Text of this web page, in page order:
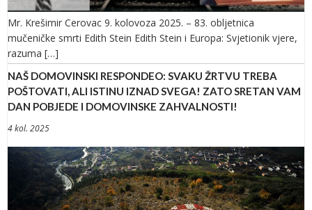
Mr. Krešimir Cerovac 9. kolovoza 2025. – 83. obljetnica
mučeničke smrti Edith Stein Edith Stein i Europa: Svjetionik vjere,
razuma […]
NAŠ DOMOVINSKI RESPONDEO: SVAKU ŽRTVU TREBA
POŠTOVATI, ALI ISTINU IZNAD SVEGA! ZATO SRETAN VAM
DAN POBJEDE I DOMOVINSKE ZAHVALNOSTI!
4 kol. 2025